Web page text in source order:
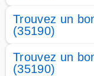
Trouvez un
(35190)
Trouvez un
(35190)